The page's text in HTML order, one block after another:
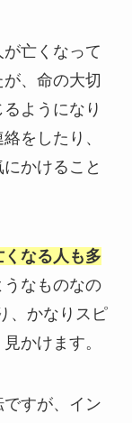
亡くなって
、命の大切
ようになり
をしたり、
かけること
なる人も多
なものなの
、かなりスピ
かけます。
すが、イン